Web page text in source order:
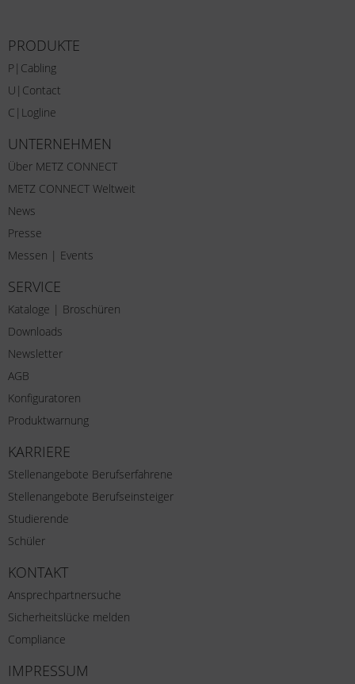
PRODUKTE
P|Cabling
U|Contact
C|Logline
UNTERNEHMEN
Über METZ CONNECT
METZ CONNECT Weltweit
News
Presse
Messen | Events
SERVICE
Kataloge | Broschüren
Downloads
Newsletter
AGB
Konfiguratoren
Produktwarnung
KARRIERE
Stellenangebote Berufserfahrene
Stellenangebote Berufseinsteiger
Studierende
Schüler
KONTAKT
Ansprechpartnersuche
Sicherheitslücke melden
Compliance
IMPRESSUM